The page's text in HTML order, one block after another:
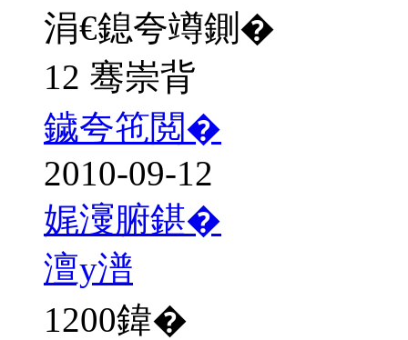
涓€鎴夸竴鍘�
12 骞崇背
鐬夸竾閲�
2010-09-12
娓濅腑鍖�
澶у潽
1200鍏�